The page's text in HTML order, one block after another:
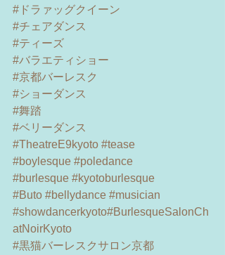
#ドラァッグクイーン
#チェアダンス
#ティーズ
#バラエティショー
#京都バーレスク
#ショーダンス
#舞踏
#ベリーダンス
#TheatreE9kyoto #tease
#boylesque #poledance
#burlesque #kyotoburlesque
#Buto #bellydance #musician
#showdancerkyoto#BurlesqueSalonCh
atNoirKyoto
#黒猫バーレスクサロン京都